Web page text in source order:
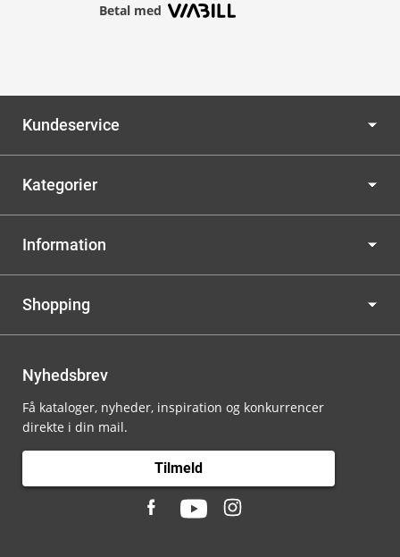
Betal med
Kundeservice
Kategorier
Information
Shopping
Nyhedsbrev
Få kataloger, nyheder, inspiration og konkurrencer
direkte i din mail.
Tilmeld